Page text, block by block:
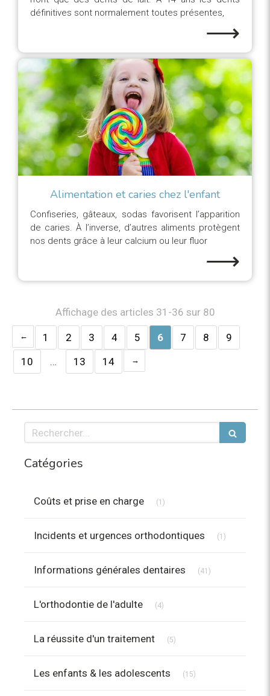
définitives sont normalement toutes présentes,
⟶
Alimentation et caries chez l'enfant
Confiseries, gâteaux, sodas favorisent l’apparition
de caries. À l’inverse, d’autres aliments protègent
nos dents grâce à leur calcium ou leur fluor
⟶
Affichage des articles 31-36 sur 80
1 2 3 4 5 6 7 8
9
10
… 13 14
Rechercher
Catégories
Coûts et prise en charge (1)
Incidents et urgences orthodontiques (1)
Informations générales dentaires (41)
L'orthodontie de l'adulte (4)
La réussite d'un traitement (5)
Les enfants & les adolescents (15)